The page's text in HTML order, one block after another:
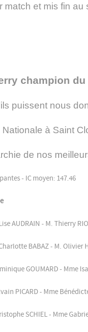
match et mis fin
champion
puissent nous
Nationale à Saint
de nos
- IC moyen: 147.46
AUDRAIN - M. Thierry
BABAZ - M. Olivier
GOUMARD - Mme
PICARD - Mme
SCHIEL - Mme